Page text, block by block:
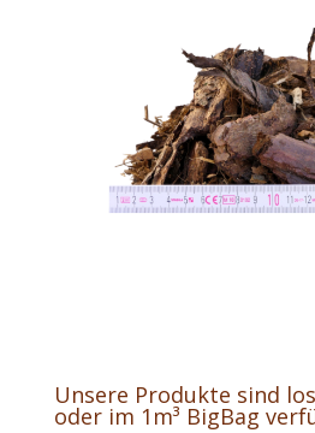
Unsere Produkte sind
oder im 1m³ BigBag